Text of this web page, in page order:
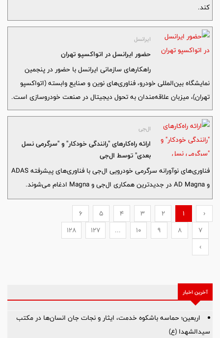
کند.
ایرانسل
حضور ایرانسل در اتواکسپو تهران
راهکارهای سازمانی ایرانسل با حضور در پنجمین
نمایشگاه بین‌المللی خودرو، فناوری‌های نوین و صنایع وابسته (اتواکسپو
تهران)، میزبان علاقه‌مندان به تحول دیجیتال در صنعت خودروسازی است.
ال‌جی
ارائه راه‌‌کار‌های "رانندگی خودکار" و "سرگرمی نسل
بعدی" توسط ال‌جی
فناوری‌های نوآورانه سرگرمی خودرویی ال‌جی با فناوری‌های پیشرفته ADAS
و AD Magna در جدیدترین همکاری ال‌جی و Magna ادغام می‌شوند.
‹
1
2
3
4
5
6
7
8
9
10
...
127
128
›
آخرین اخبار
اربعین؛ حماسه باشکوه خدمت، ایثار و نجات جان انسان‌ها در مکتب
سیدالشهدا (ع)